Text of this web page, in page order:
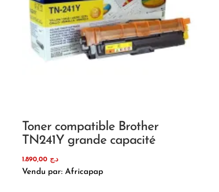
Toner compatible Brother
TN241Y grande capacité
د.ج 1.890,00
Vendu par: Africapap